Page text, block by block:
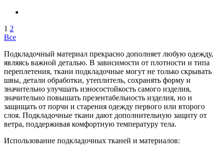
1 2
Все
Подкладочный материал прекрасно дополняет любую одежду,
являясь важной деталью. В зависимости от плотности и типа
переплетения, ткани подкладочные могут не только скрывать
швы, детали обработки, утеплитель, сохранять форму и
значительно улучшать износостойкость самого изделия,
значительно повышать презентабельность изделия, но и
защищать от порчи и старения одежду первого или второго
слоя. Подкладочные ткани дают дополнительную защиту от
ветра, поддерживая комфортную температуру тела.
Использование подкладочных тканей и материалов: